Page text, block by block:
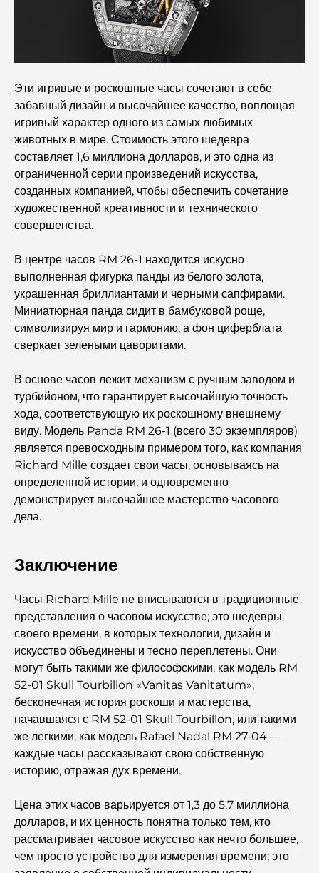
для любителей кофе.
Самые дорогие автомобили Mercedes, когда-либо
Переезд в Дубай из Австралии: полное руководство по
релокации.
Роскошное ночное сафари по пустыне в Дубае: отдых
премиум-класса
Самые дорогие автомобили Tesla: инновации и
производительность.
Дубая.
Топ-10 самых богатых стран мира
Чем заняться с детьми в Дубае: полный семейный
Лучшие пляжные курорты Дубая для роскошного
отдыха.
Романтические места в Дубае для незабываемых
моментов
Лучшие рестораны для делового обеда в DIFC
Самые дорогие бренды одежды в мире
Османская архитектура: богатое наследие искусства,
культуры и империи.
Как выбрать финансового консультанта в Дубае?
Самые дорогие частные самолеты: взгляд изнутри на
мир роскоши в авиации для миллиардеров.
Самые дорогие обручальные кольца в мире
Индийские школы в Дубае: подробное руководство для
Эти игривые и роскошные часы сочетают в себе
забавный дизайн и высочайшее качество, воплощая
игривый характер одного из самых любимых
животных в мире. Стоимость этого шедевра
составляет 1,6 миллиона долларов, и это одна из
ограниченной серии произведений искусства,
созданных компанией, чтобы обеспечить сочетание
художественной креативности и технического
совершенства.
В центре часов RM 26-1 находится искусно
выполненная фигурка панды из белого золота,
украшенная бриллиантами и черными сапфирами.
Миниатюрная панда сидит в бамбуковой роще,
символизируя мир и гармонию, а фон циферблата
сверкает зелеными цаворитами.
В основе часов лежит механизм с ручным заводом и
турбийоном, что гарантирует высочайшую точность
хода, соответствующую их роскошному внешнему
виду. Модель Panda RM 26-1 (всего 30 экземпляров)
является превосходным примером того, как компания
Richard Mille создает свои часы, основываясь на
определенной истории, и одновременно
демонстрирует высочайшее мастерство часового
дела.
Заключение
Часы Richard Mille не вписываются в традиционные
представления о часовом искусстве; это шедевры
своего времени, в которых технологии, дизайн и
искусство объединены и тесно переплетены. Они
могут быть такими же философскими, как модель RM
52-01 Skull Tourbillon «Vanitas Vanitatum»,
бесконечная история роскоши и мастерства,
начавшаяся с RM 52-01 Skull Tourbillon, или такими
же легкими, как модель Rafael Nadal RM 27-04 —
каждые часы рассказывают свою собственную
историю, отражая дух времени.
Цена этих часов варьируется от 1,3 до 5,7 миллиона
долларов, и их ценность понятна только тем, кто
рассматривает часовое искусство как нечто большее,
чем просто устройство для измерения времени; это